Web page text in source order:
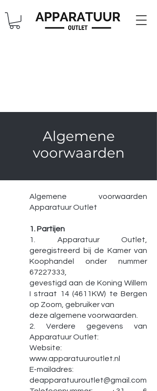
Algemene
voorwaarden
Algemene voorwaarden
Apparatuur Outlet
1. Partijen
1. Apparatuur Outlet,
geregistreerd bij de Kamer van
Koophandel onder nummer
67227333
gevestigd aan de Koning Willem
I straat 14 (4611KW) te Bergen
op Zoom, gebruiker van
deze algemene voorwaarden.
2. Verdere gegevens van
Apparatuur Outlet:
Website:
www.apparatuuroutlet.nl
E-mailadres:
deapparatuuroutlet@gmail.com